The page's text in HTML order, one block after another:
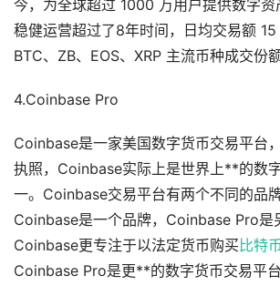
今，为全球超过 1000 万用户提供数字
稳健运营超过了8年时间，日均交易额 15
BTC、ZB、EOS、XRP 主流币种成交份
4.Coinbase Pro
Coinbase是一家美国数字货币交易平台
执照，Coinbase实际上是世界上**的数
一。Coinbase交易平台有两个不同的品牌
Coinbase是一个品牌，Coinbase Pro是
Coinbase更专注于以法定货币购买 比特
Coinbase Pro是更**的数字货币交易平台